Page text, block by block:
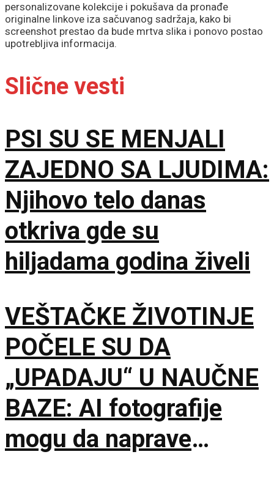
personalizovane kolekcije i pokušava da pronađe
originalne linkove iza sačuvanog sadržaja, kako bi
screenshot prestao da bude mrtva slika i ponovo postao
upotrebljiva informacija.
Slične vesti
PSI SU SE MENJALI
ZAJEDNO SA LJUDIMA:
Njihovo telo danas
otkriva gde su
hiljadama godina živeli
VEŠTAČKE ŽIVOTINJE
POČELE SU DA
„UPADAJU“ U NAUČNE
BAZE: AI fotografije
mogu da naprave